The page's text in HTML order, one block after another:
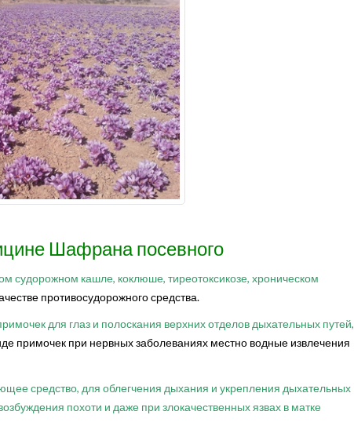
Шафрана посевного
судорожном кашле, коклюше, тиреотоксикозе, хроническом
противосудорожного средства.
для глаз и полоскания верхних отделов дыхательных путей,
примочек при нервных заболеваниях местно водные извлечения
средство, для облегчения дыхания и укрепления дыхательных
похоти и даже при злокачественных язвах в матке